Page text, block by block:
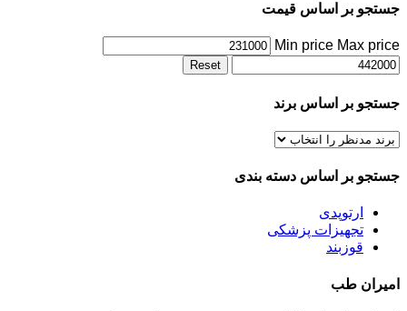
جستجو بر اساس قیمت
Min price Max price
Reset
جستجو بر اساس برند
جستجو بر اساس دسته بندی
ارتوپدی
تجهیزات پزشکی
قوزبند
امیران طب